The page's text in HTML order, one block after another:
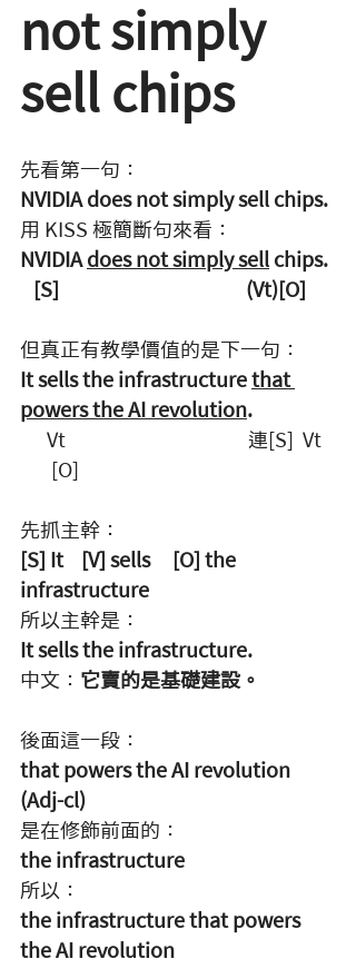
not simply
sell chips
先看第一句：
NVIDIA does not simply sell chips.
用 KISS 極簡斷句來看：
NVIDIA does not simply sell
chips.
   [S]                                          (Vt)[O]
但真正有教學價值的是下一句：
It sells the infrastructure that
powers the AI revolution.
       [O]
先抓主幹：
[S] It    [V] sells     [O] the
infrastructure
所以主幹是：
It sells the infrastructure.
中文： 它賣的是基礎建設。
後面這一段：
that powers the AI revolution
(Adj-cl)
是在修飾前面的：
the infrastructure
所以：
the infrastructure that powers
the AI revolution